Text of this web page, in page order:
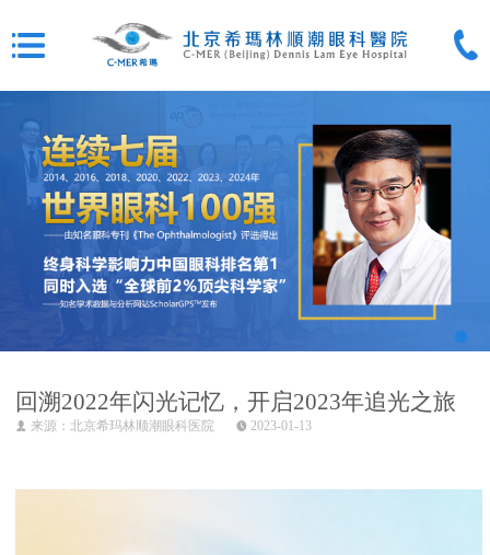
回溯2022年闪光记忆，开启2023年追光之旅
来源：北京希玛林顺潮眼科医院 2023-01-13